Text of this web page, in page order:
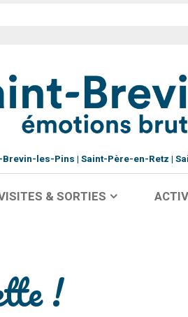
Brevin-les-Pins Saint-Père-en-Retz
& SORTIES
!